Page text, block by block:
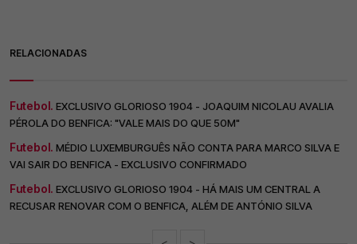
RELACIONADAS
Futebol. EXCLUSIVO GLORIOSO 1904 - JOAQUIM NICOLAU AVALIA
PÉROLA DO BENFICA: "VALE MAIS DO QUE 50M"
Futebol. MÉDIO LUXEMBURGUÊS NÃO CONTA PARA MARCO SILVA E
VAI SAIR DO BENFICA - EXCLUSIVO CONFIRMADO
Futebol. EXCLUSIVO GLORIOSO 1904 - HÁ MAIS UM CENTRAL A
RECUSAR RENOVAR COM O BENFICA, ALÉM DE ANTÓNIO SILVA